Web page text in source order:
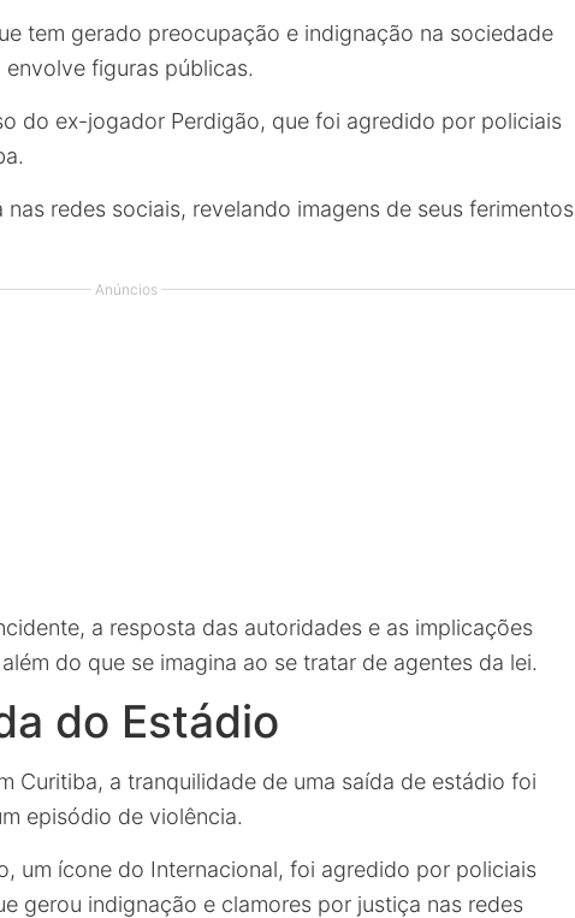
tem gerado preocupação e indignação na sociedade
figuras públicas.
do ex-jogador Perdigão, que foi agredido por policiais
redes sociais, revelando imagens de seus ferimentos
Anúncios
a resposta das autoridades e as implicações
do que se imagina ao se tratar de agentes da lei.
do Estádio
Curitiba, a tranquilidade de uma saída de estádio foi
episódio de violência.
um ícone do Internacional, foi agredido por policiais
gerou indignação e clamores por justiça nas redes